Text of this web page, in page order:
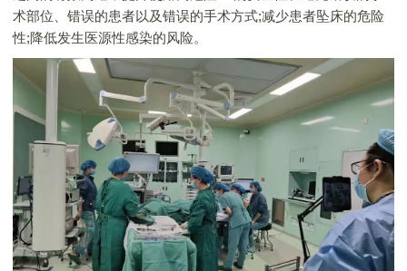
术部位、错误的患者以及错误的手术方式;减少患者坠床的危险
性;降低发生医源性感染的风险。